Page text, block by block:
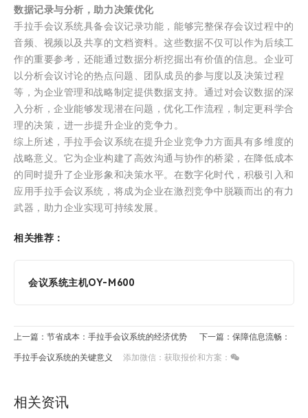
数据记录与分析，助力决策优化
手拉手会议系统具备会议记录功能，能够完整保存会议过程中的
音频、视频以及共享的文档资料。这些数据不仅可以作为后续工
作的重要参考，还能通过数据分析挖掘出有价值的信息。企业可
以分析会议讨论的热点问题、团队成员的参与度以及决策过程
等，为企业管理和战略制定提供数据支持。通过对会议数据的深
入分析，企业能够发现潜在问题，优化工作流程，制定更科学合
理的决策，进一步提升企业的竞争力。
综上所述，手拉手会议系统在提升企业竞争力方面具有多维度的
战略意义。它为企业构建了高效沟通与协作的桥梁，在降低成本
的同时提升了企业形象和决策水平。在数字化时代，积极引入和
应用手拉手会议系统，将成为企业在激烈竞争中脱颖而出的有力
武器，助力企业实现可持续发展。
相关推荐：
会议系统主机OY-M600
上一篇：节省成本：手拉手会议系统的经济优势 下一篇：保障信息流畅：
手拉手会议系统的关键意义 添加微信：获取报价和方案：
相关资讯